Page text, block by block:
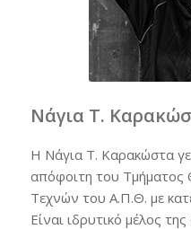
Νάγια Τ.
Η Νάγια Τ. Καρακώστα
απόφοιτη του
Τεχνών του Α.Π.Θ. με
Είναι ιδρυτικό μέλος